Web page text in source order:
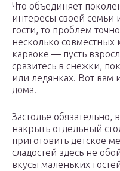
Что объединяет
интересы своей семьи
гости, то проблем
несколько совместных
караоке — пусть
сразитесь в снежки,
или ледянках. Вот вам
дома.
Застолье обязательно,
накрыть отдельный
приготовить детское
сладостей здесь не
вкусы маленьких